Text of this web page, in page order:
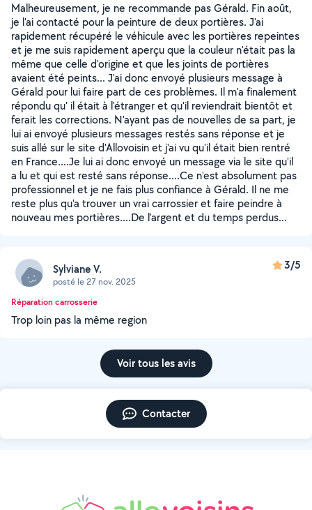
Malheureusement, je ne recommande pas Gérald. Fin août,
je l'ai contacté pour la peinture de deux portières. J'ai
rapidement récupéré le véhicule avec les portières repeintes
et je me suis rapidement aperçu que la couleur n'était pas la
même que celle d'origine et que les joints de portières
avaient été peints... J'ai donc envoyé plusieurs message à
Gérald pour lui faire part de ces problèmes. Il m'a finalement
répondu qu' il était à l'étranger et qu'il reviendrait bientôt et
ferait les corrections. N'ayant pas de nouvelles de sa part, je
lui ai envoyé plusieurs messages restés sans réponse et je
suis allé sur le site d'Allovoisin et j'ai vu qu'il était bien rentré
en France....Je lui ai donc envoyé un message via le site qu'il
a lu et qui est resté sans réponse....Ce n'est absolument pas
professionnel et je ne fais plus confiance à Gérald. Il ne me
reste plus qu'a trouver un vrai carrossier et faire peindre à
nouveau mes portières....De l'argent et du temps perdus...
Sylviane V.
posté le 27 nov. 2025
3/5
Réparation carrosserie
Trop loin pas la même region
Voir tous les avis
Contacter